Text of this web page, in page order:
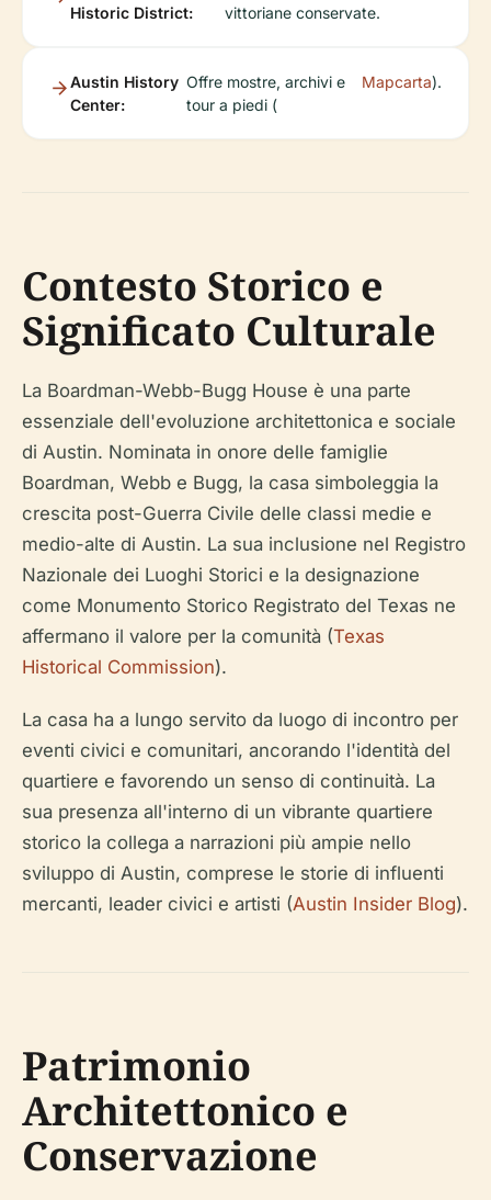
Historic District:
vittoriane conservate.
Austin History
Center:
Offre mostre, archivi e
tour a piedi (
Mapcarta).
Contesto Storico e
Significato Culturale
La Boardman-Webb-Bugg House è una parte
essenziale dell'evoluzione architettonica e sociale
di Austin. Nominata in onore delle famiglie
Boardman, Webb e Bugg, la casa simboleggia la
crescita post-Guerra Civile delle classi medie e
medio-alte di Austin. La sua inclusione nel Registro
Nazionale dei Luoghi Storici e la designazione
come Monumento Storico Registrato del Texas ne
affermano il valore per la comunità (Texas
Historical Commission).
La casa ha a lungo servito da luogo di incontro per
eventi civici e comunitari, ancorando l'identità del
quartiere e favorendo un senso di continuità. La
sua presenza all'interno di un vibrante quartiere
storico la collega a narrazioni più ampie nello
sviluppo di Austin, comprese le storie di influenti
mercanti, leader civici e artisti (Austin Insider Blog).
Patrimonio
Architettonico e
Conservazione